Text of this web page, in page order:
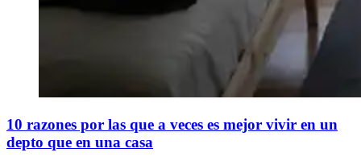
10 razones por las que a veces es mejor vivir en un
depto que en una casa